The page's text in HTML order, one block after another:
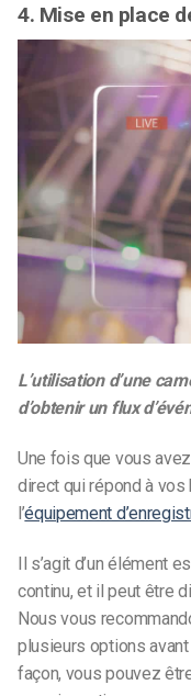
4. Mise en place
L’utilisation d’une
d’obtenir un flux
Une fois que vous
direct qui répond à
l’équipement
Il s’agit d’un élément
continu, et il peut être
Nous vous
plusieurs options
façon, vous pouvez